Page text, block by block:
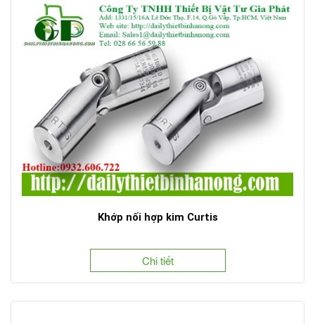
Khớp nối hợp kim Curtis
Chi tiết